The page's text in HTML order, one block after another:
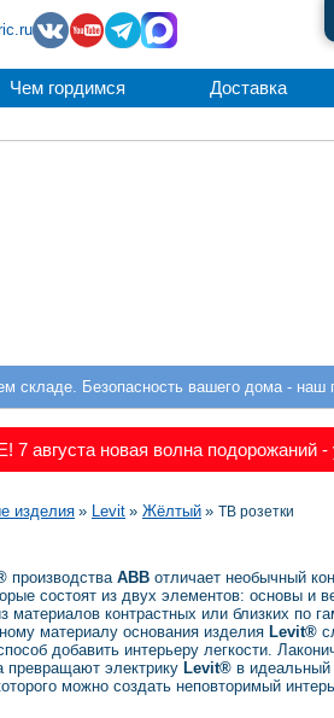
Чем гордимся Доставка
складе. Безопасность вашего дома - наш
августа новая волна подорожаний -
изделия Levit Жёлтый ТВ розетки
производства ABB отличает необычный
состоят из двух элементов: основы и
материалов контрастных или близких по
материалу основания изделия Levit®
добавить интерьеру легкости.
превращают электрику Levit® в идеальный
можно создать неповторимый